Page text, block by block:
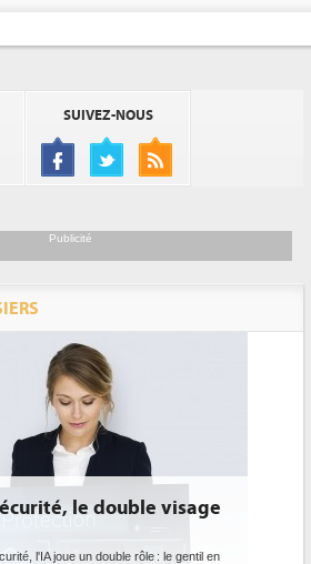
SUIVEZ-NOUS
Publicité
énergétique
une obligation pour les